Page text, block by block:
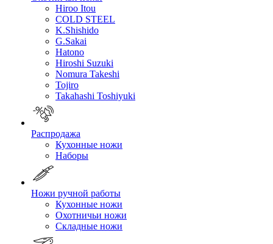
Hiroo Itou
COLD STEEL
K.Shishido
G.Sakai
Hatono
Hiroshi Suzuki
Nomura Takeshi
Tojiro
Takahashi Toshiyuki
Распродажа
Кухонные ножи
Наборы
Ножи ручной работы
Кухонные ножи
Охотничьи ножи
Складные ножи